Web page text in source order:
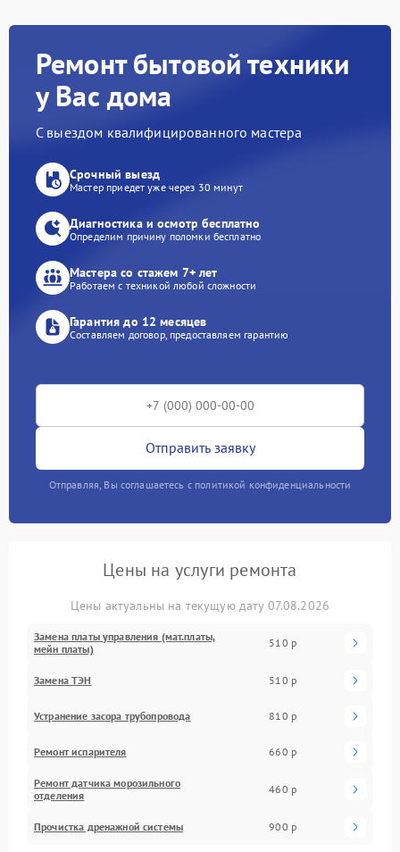
Ремонт бытовой техники
у Вас дома
С выездом квалифицированного мастера
Срочный выезд
Мастер приедет уже через 30 минут
Диагностика и осмотр бесплатно
Определим причину поломки бесплатно
Мастера со стажем 7+ лет
Работаем с техникой любой сложности
Гарантия до 12 месяцев
Составляем договор, предоставляем гарантию
Отправить заявку
Отправляя, Вы соглашаетесь с политикой конфиденциальности
Цены на услуги ремонта
Цены актуальны на текущую дату 07.08.2026
Замена платы управления (мат.платы,
мейн платы)
510 р
Замена ТЭН 510 р
Устранение засора трубопровода 810 р
Ремонт испарителя 660 р
Ремонт датчика морозильного
отделения
460 р
Прочистка дренажной системы 900 р